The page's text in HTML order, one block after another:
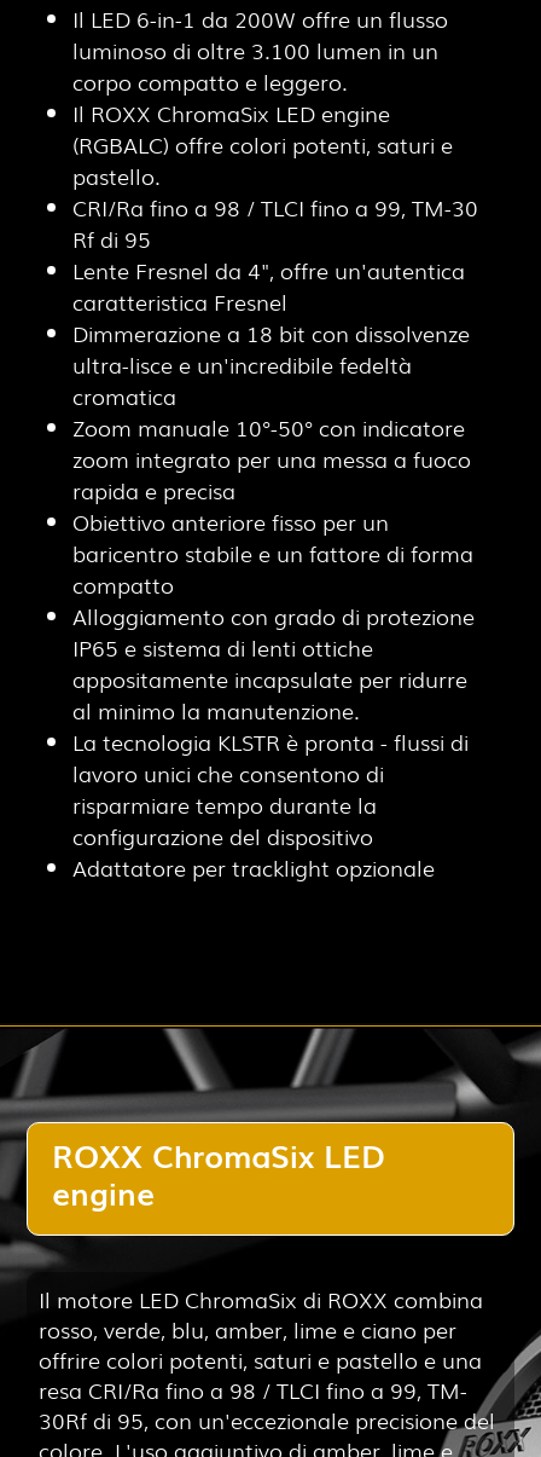
Il LED 6-in-1 da 200W offre un flusso
luminoso di oltre 3.100 lumen in un
corpo compatto e leggero.
Il ROXX ChromaSix LED engine
(RGBALC) offre colori potenti, saturi e
pastello.
CRI/Ra fino a 98 / TLCI fino a 99, TM-30
Rf di 95
Lente Fresnel da 4", offre un'autentica
caratteristica Fresnel
Dimmerazione a 18 bit con dissolvenze
ultra-lisce e un'incredibile fedeltà
cromatica
Zoom manuale 10°-50° con indicatore
zoom integrato per una messa a fuoco
rapida e precisa
Obiettivo anteriore fisso per un
baricentro stabile e un fattore di forma
compatto
Alloggiamento con grado di protezione
IP65 e sistema di lenti ottiche
appositamente incapsulate per ridurre
al minimo la manutenzione.
La tecnologia KLSTR è pronta - flussi di
lavoro unici che consentono di
risparmiare tempo durante la
configurazione del dispositivo
Adattatore per tracklight opzionale
ROXX ChromaSix LED
engine
Il motore LED ChromaSix di ROXX combina
rosso, verde, blu, amber, lime e ciano per
offrire colori potenti, saturi e pastello e una
resa CRI/Ra fino a 98 / TLCI fino a 99, TM-
30Rf di 95, con un'eccezionale precisione del
colore. L'uso aggiuntivo di amber, lime e